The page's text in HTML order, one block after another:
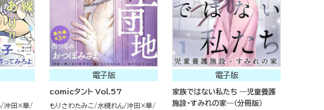
沖田×華
電子版
comicタント Vol.57
もりさわたみこ 水槻れん 沖田×華
電子版
家族ではない私たち ―児童養護
施設・すみれの家―（分冊版）